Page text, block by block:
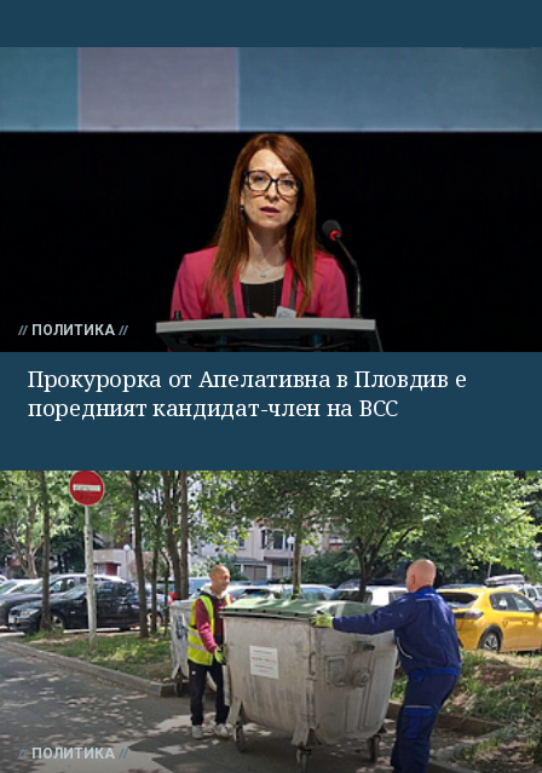
ПОЛИТИКА
Прокурорка от Апелативна в Пловдив е
поредният кандидат-член на ВСС
ПОЛИТИКА